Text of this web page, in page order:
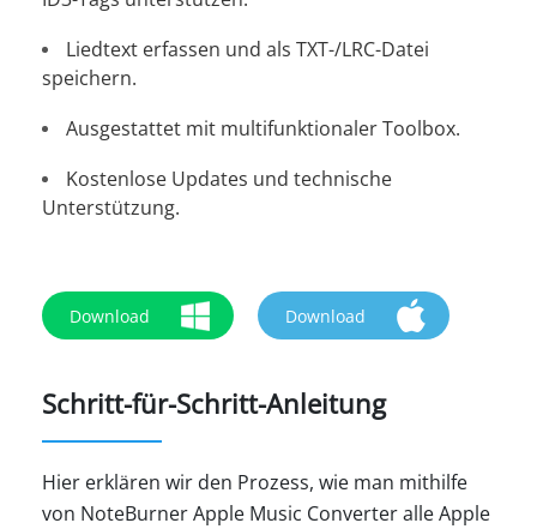
Liedtext erfassen und als TXT-/LRC-Datei
speichern.
Ausgestattet mit multifunktionaler Toolbox.
Kostenlose Updates und technische
Unterstützung.
Download Download
Schritt-für-Schritt-Anleitung
Hier erklären wir den Prozess, wie man mithilfe
von NoteBurner Apple Music Converter alle Apple